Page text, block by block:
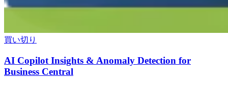
買い切り
AI Copilot Insights & Anomaly Detection for
Business Central